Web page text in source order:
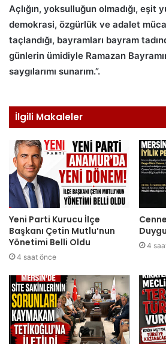
Açlığın, yoksulluğun olmadığı, eşit
demokrasi, özgürlük ve adalet
taçlandığı, bayramları bayram
günlerin ümidiyle Ramazan
saygılarımı sunarım.”.
İlgili Makaleler
Yeni Parti Kurucu İlçe
Başkanı Çetin Mutlu’nun
Yönetimi Belli Oldu
4 saat önce
4